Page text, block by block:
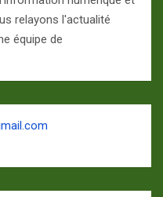
relayons l'actualité
équipe de